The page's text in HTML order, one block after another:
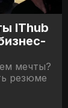
IThub
мечты?
резюме